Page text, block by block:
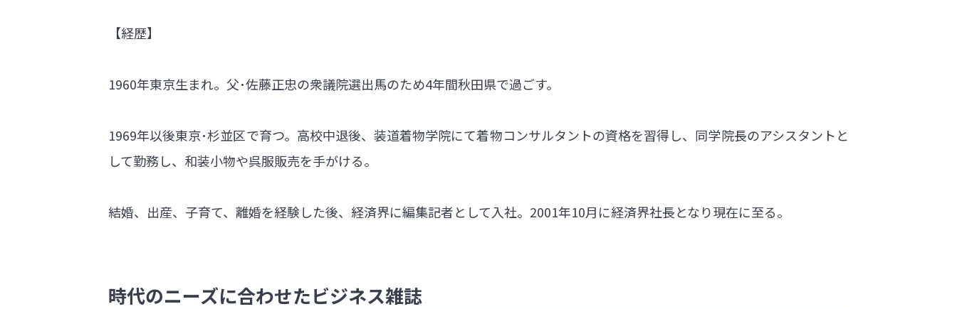
【経歴】
1960年東京生まれ。父･佐藤正忠の衆議院選出馬のため4年間秋田県で過ごす。
1969年以後東京･杉並区で育つ。高校中退後、装道着物学院にて着物コンサルタントの資格を習得し、同学院長のアシスタントと
して勤務し、和装小物や呉服販売を手がける。
結婚、出産、子育て、離婚を経験した後、経済界に編集記者として入社。2001年10月に経済界社長となり現在に至る。
時代のニーズに合わせたビジネス雑誌